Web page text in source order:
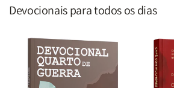
Devocionais para todos os dias